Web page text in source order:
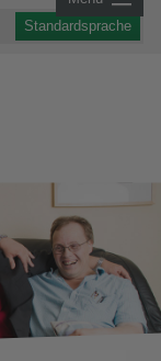
Standardsprache